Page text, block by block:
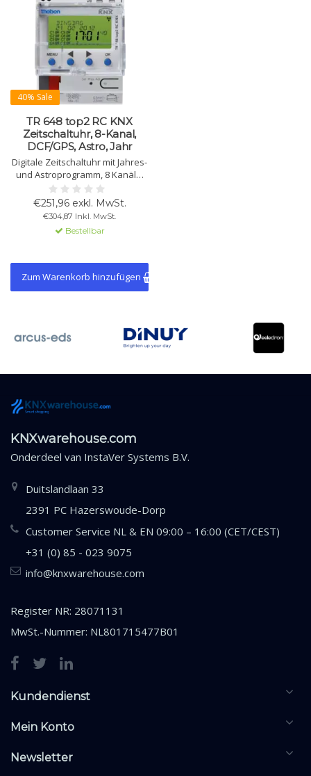
40% Sale
TR 648 top2 RC KNX
Zeitschaltuhr, 8-Kanal,
DCF/GPS, Astro, Jahr
Digitale Zeitschaltuhr mit Jahres-
und Astroprogramm, 8 Kanäle,
DCF/GPS-Zeitsynchronisation,
800 Speicherplätze, Ferien-,
Impuls- und Zyklusprogramm,
KNX und Netz, Hutschiene.
€251,96 exkl. MwSt.
€304,87 Inkl. MwSt.
Bestellbar
Zum Warenkorb hinzufügen
KNXwarehouse.com
Onderdeel van InstaVer Systems B.V.
Duitslandlaan 33
2391 PC Hazerswoude-Dorp
Customer Service NL & EN 09:00 – 16:00 (CET/CEST)
+31 (0) 85 - 023 9075
info@knxwarehouse.com
Register NR: 28071131
MwSt.-Nummer: NL801715477B01
Kundendienst
Mein Konto
Newsletter